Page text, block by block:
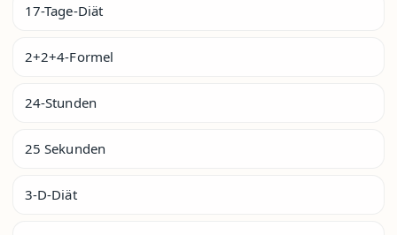
17-Tage-Diät
2+2+4-Formel
24-Stunden
25 Sekunden
3-D-Diät